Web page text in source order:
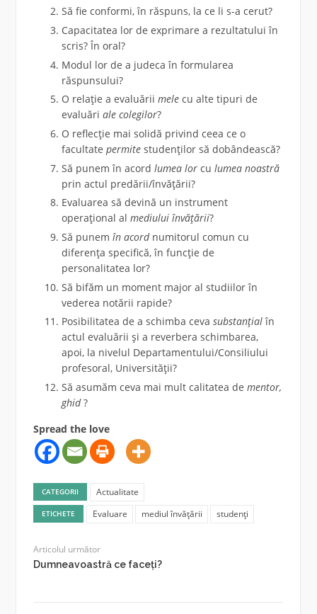
Să fie conformi, în răspuns, la ce li s-a cerut?
Capacitatea lor de exprimare a rezultatului în
scris? În oral?
Modul lor de a judeca în formularea
răspunsului?
O relație a evaluării melecu alte tipuri de
evaluări ale colegilor?
O reflecție mai solidă privind ceea ce o
facultate permitestudenților să dobândească?
Să punem în acord lumea lorcu lumea noastră
prin actul predării/învățării?
Evaluarea să devină un instrument
operațional al mediului învățării?
Să punem în acordnumitorul comun cu
diferența specifică, în funcție de
personalitatea lor?
Să bifăm un moment major al studiilor în
vederea notării rapide?
Posibilitatea de a schimba ceva substanțialîn
actul evaluării și a reverbera schimbarea,
apoi, la nivelul Departamentului/Consiliului
profesoral, Universității?
Să asumăm ceva mai mult calitatea de mentor,
ghid?
Spread the love
CATEGORII Actualitate
ETICHETE Evaluare mediul învățării studenți
Articolul următor
Dumneavoastră ce faceți?